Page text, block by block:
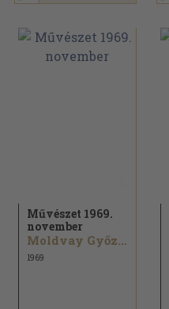
Művészet 1969.
november
Moldvay Győző...
1969